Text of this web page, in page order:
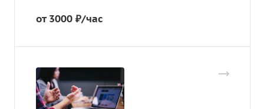
от 3000 ₽/час